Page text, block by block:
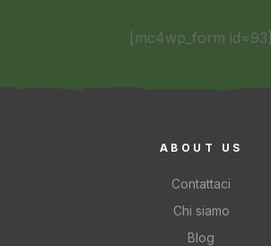
[mc4wp_form id=93]
ABOUT US
Contattaci
Chi siamo
Blog